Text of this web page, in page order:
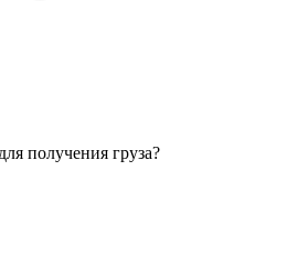
получения груза?